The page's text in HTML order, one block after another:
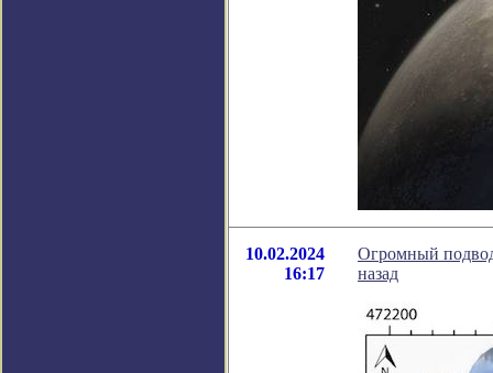
10.02.2024
16:17
Огромный
назад